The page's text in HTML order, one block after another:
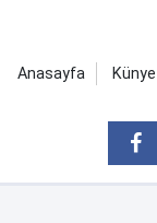
Anasayfa Künye